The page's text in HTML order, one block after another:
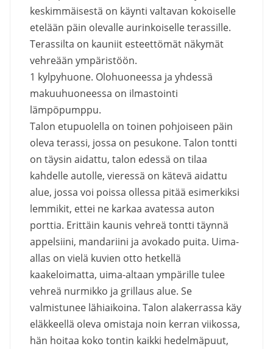
keskimmäisestä on käynti valtavan kokoiselle
etelään päin olevalle aurinkoiselle terassille.
Terassilta on kauniit esteettömät näkymät
vehreään ympäristöön.
1 kylpyhuone. Olohuoneessa ja yhdessä
makuuhuoneessa on ilmastointi
lämpöpumppu.
Talon etupuolella on toinen pohjoiseen päin
oleva terassi, jossa on pesukone. Talon tontti
on täysin aidattu, talon edessä on tilaa
kahdelle autolle, vieressä on kätevä aidattu
alue, jossa voi poissa ollessa pitää esimerkiksi
lemmikit, ettei ne karkaa avatessa auton
porttia. Erittäin kaunis vehreä tontti täynnä
appelsiini, mandariini ja avokado puita. Uima-
allas on vielä kuvien otto hetkellä
kaakeloimatta, uima-altaan ympärille tulee
vehreä nurmikko ja grillaus alue. Se
valmistunee lähiaikoina. Talon alakerrassa käy
eläkkeellä oleva omistaja noin kerran viikossa,
hän hoitaa koko tontin kaikki hedelmäpuut,